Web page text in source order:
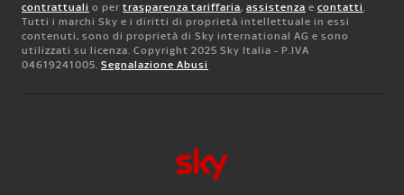
contrattuali o per trasparenza tariffaria, assistenza e contatti.
Tutti i marchi Sky e i diritti di proprietà intellettuale in essi
contenuti, sono di proprietà di Sky international AG e sono
utilizzati su licenza. Copyright 2025 Sky Italia - P.IVA
04619241005. Segnalazione Abusi